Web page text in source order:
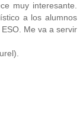
muy interesante.
a los alumnos
Me va a servir